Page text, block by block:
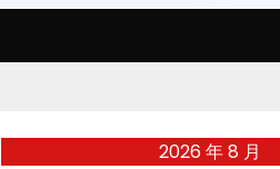
2026 年 8 月